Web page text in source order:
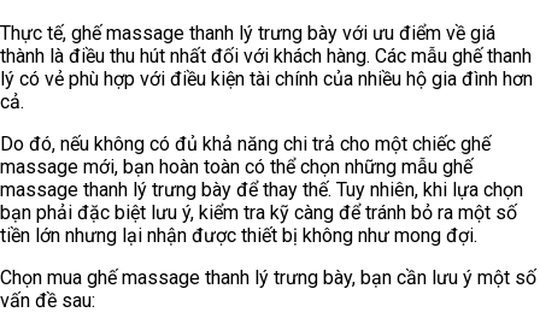
Thực tế, ghế massage thanh lý trưng bày với ưu điểm về giá
thành là điều thu hút nhất đối với khách hàng. Các mẫu ghế thanh
lý có vẻ phù hợp với điều kiện tài chính của nhiều hộ gia đình hơn
cả.
Do đó, nếu không có đủ khả năng chi trả cho một chiếc ghế
massage mới, bạn hoàn toàn có thể chọn những mẫu ghế
massage thanh lý trưng bày để thay thế. Tuy nhiên, khi lựa chọn
bạn phải đặc biệt lưu ý, kiểm tra kỹ càng để tránh bỏ ra một số
tiền lớn nhưng lại nhận được thiết bị không như mong đợi.
Chọn mua ghế massage thanh lý trưng bày, bạn cần lưu ý một số
vấn đề sau: